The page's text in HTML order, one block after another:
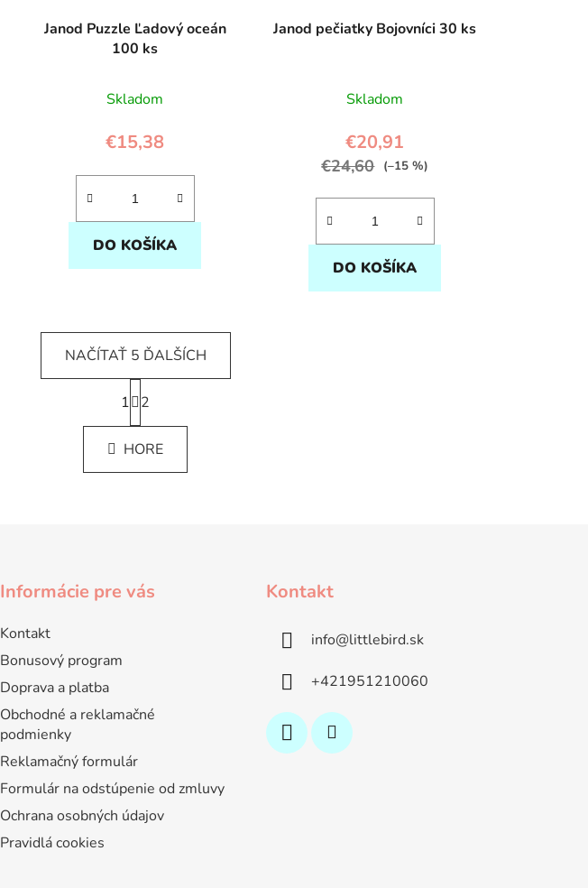
Janod Puzzle Ľadový oceán
100 ks
Skladom
€15,38
DO KOŠÍKA
Janod pečiatky Bojovníci 30 ks
Skladom
€20,91
€24,60 (–15 %)
DO KOŠÍKA
O
v
l
á
p
ý
s
u
NAČÍTAŤ 5 ĎALŠÍCH
S
t
r
á
n
k
1 2
HORE
Informácie pre vás
Kontakt
Bonusový program
Doprava a platba
Obchodné a reklamačné
podmienky
Reklamačný formulár
Formulár na odstúpenie od zmluvy
Ochrana osobných údajov
Pravidlá cookies
Kontakt
info@littlebird.sk
+421951210060